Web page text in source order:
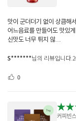
맛이 군더더기 없이 상큼해
어느음료를 만들어도 맛있
신맛도 너무 튀지 않...
S*******님의 리뷰입니다.
0
커피빈